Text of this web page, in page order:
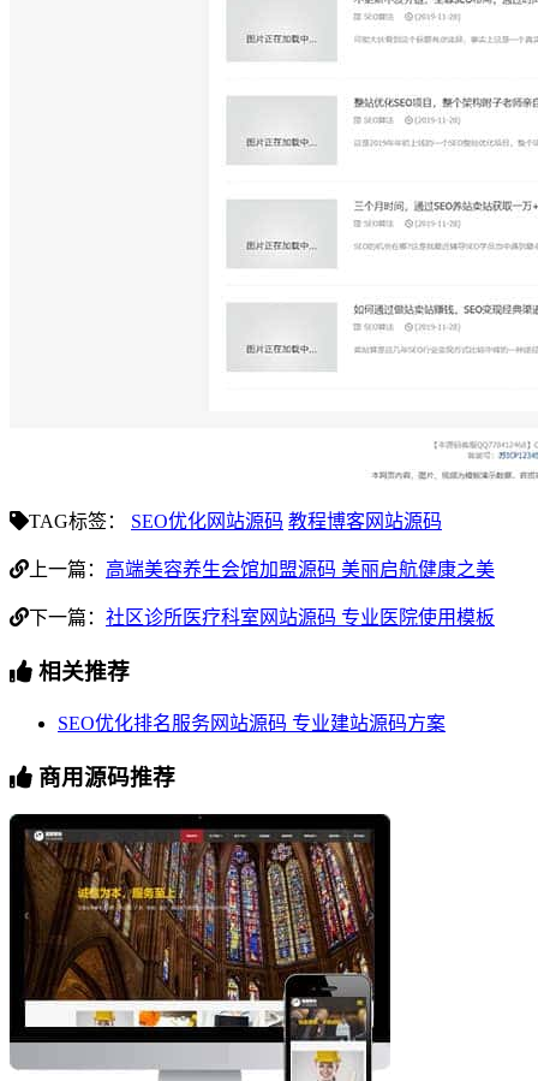
TAG标签： SEO优化网站源码 教程博客网站源码
上一篇： 高端美容养生会馆加盟源码 美丽启航健康之美
下一篇： 社区诊所医疗科室网站源码 专业医院使用模板
相关推荐
SEO优化排名服务网站源码 专业建站源码方案
商用源码推荐